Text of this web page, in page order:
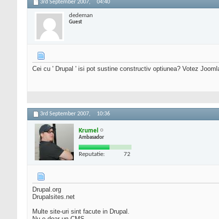
3rd September 2007, 04:40
dedeman
Guest
Cei cu ' Drupal ' isi pot sustine constructiv optiunea? Votez
3rd September 2007, 10:36
Krumel
Ambasador
Reputatie: 72
Drupal.org
Drupalsites.net
Multe site-uri sint facute in Drupal.